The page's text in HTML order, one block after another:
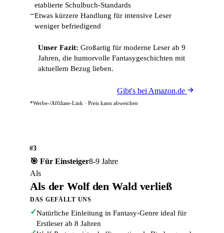
etablierte Schulbuch-Standards
−Etwas kürzere Handlung für intensive Leser
weniger befriedigend
Unser Fazit: Großartig für moderne Leser ab 9
Jahren, die humorvolle Fantasygeschichten mit
aktuellem Bezug lieben.
Gibt's bei Amazon.de
*Werbe-/Affiliate-Link · Preis kann abweichen
#3
🎯 Für Einsteiger8-9 Jahre
Als
Als der Wolf den Wald verließ
DAS GEFÄLLT UNS
✓Natürliche Einleitung in Fantasy-Genre ideal für
Erstleser ab 8 Jahren